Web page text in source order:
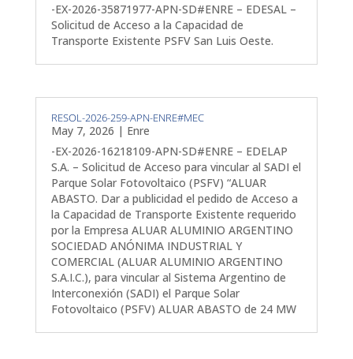
-EX-2026-35871977-APN-SD#ENRE – EDESAL –
Solicitud de Acceso a la Capacidad de
Transporte Existente PSFV San Luis Oeste.
RESOL-2026-259-APN-ENRE#MEC
May 7, 2026 | Enre
-EX-2026-16218109-APN-SD#ENRE – EDELAP
S.A. – Solicitud de Acceso para vincular al SADI el
Parque Solar Fotovoltaico (PSFV) “ALUAR
ABASTO. Dar a publicidad el pedido de Acceso a
la Capacidad de Transporte Existente requerido
por la Empresa ALUAR ALUMINIO ARGENTINO
SOCIEDAD ANÓNIMA INDUSTRIAL Y
COMERCIAL (ALUAR ALUMINIO ARGENTINO
S.A.I.C.), para vincular al Sistema Argentino de
Interconexión (SADI) el Parque Solar
Fotovoltaico (PSFV) ALUAR ABASTO de 24 MW